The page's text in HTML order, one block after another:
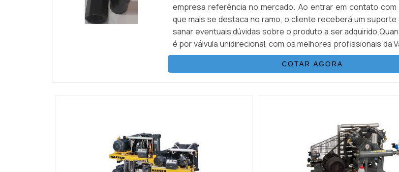
empresa referência no mercado. Ao entrar em contato com
que mais se destaca no ramo, o cliente receberá um
sanar eventuais dúvidas sobre o produto a ser
é por válvula unidirecional, com os melhores profissionais da
o cliente encontrará excelente custo-benefício e diversas
COTAR AGORA